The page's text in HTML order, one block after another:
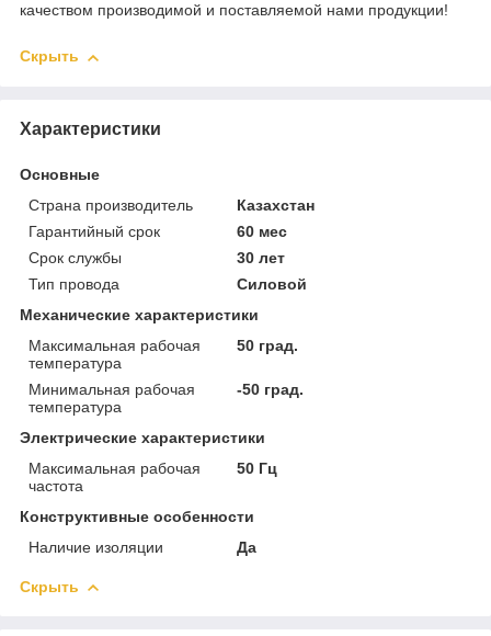
качеством производимой и поставляемой нами продукции!
Скрыть
Характеристики
Основные
Страна производитель
Казахстан
Гарантийный срок
60 мес
Срок службы
30 лет
Тип провода
Силовой
Механические характеристики
Максимальная рабочая
температура
50 град.
Минимальная рабочая
температура
-50 град.
Электрические характеристики
Максимальная рабочая
частота
50 Гц
Конструктивные особенности
Наличие изоляции
Да
Скрыть